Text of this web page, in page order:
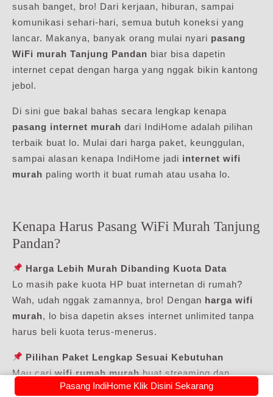
susah banget, bro! Dari kerjaan, hiburan, sampai
komunikasi sehari-hari, semua butuh koneksi yang
lancar. Makanya, banyak orang mulai nyari pasang
WiFi murah Tanjung Pandan biar bisa dapetin
internet cepat dengan harga yang nggak bikin kantong
jebol.
Di sini gue bakal bahas secara lengkap kenapa
pasang internet murah dari IndiHome adalah pilihan
terbaik buat lo. Mulai dari harga paket, keunggulan,
sampai alasan kenapa IndiHome jadi internet wifi
murah paling worth it buat rumah atau usaha lo.
Kenapa Harus Pasang WiFi Murah Tanjung
Pandan?
Harga Lebih Murah Dibanding Kuota Data
Lo masih pake kuota HP buat internetan di rumah?
Wah, udah nggak zamannya, bro! Dengan harga wifi
murah, lo bisa dapetin akses internet unlimited tanpa
harus beli kuota terus-menerus.
Pilihan Paket Lengkap Sesuai Kebutuhan
Mau cariwifi rumah murahbuat streaming dan
browsing? Atau butuh paket internet super kenceng
Pasang IndiHome Klik Disini Sekarang